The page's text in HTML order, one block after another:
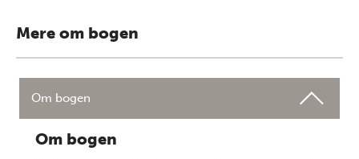
Mere om bogen
Om bogen
Om bogen